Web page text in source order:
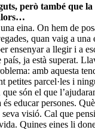
però també que
eina. On hem de
quan vaig a
ensenyar a llegir i a
ja està superat.
amb aquesta
petites parcel·les i
són el que
educar persones.
visió. Cal que
Quines eines li